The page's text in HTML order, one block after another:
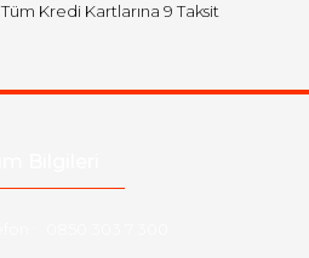
Tüm Kredi Kartlarına 9 Taksit